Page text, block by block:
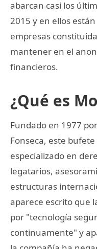
abarcan casi los
2015 y en ellos
empresas
mantener en el
financieros.
¿Qué es
Fundado en 1977
Fonseca, este
especializado en
legatarios,
estructuras
aparece escrito que
por "tecnología
continuamente" y